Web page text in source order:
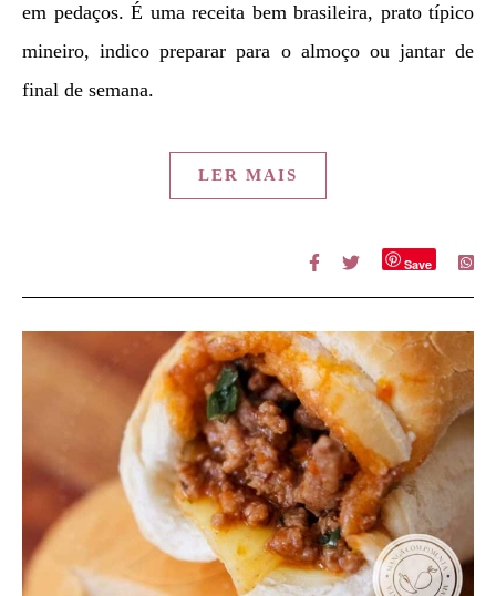
em pedaços. É uma receita bem brasileira, prato típico
mineiro, indico preparar para o almoço ou jantar de
final de semana.
LER MAIS
Save